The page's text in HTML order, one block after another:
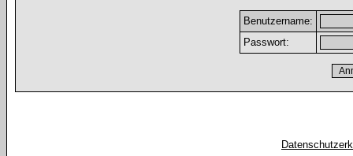
Benutzername:
Passwort: